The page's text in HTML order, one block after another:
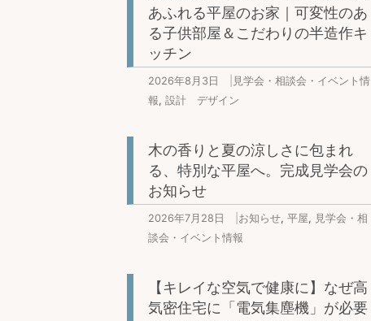
あふれる平屋のお家｜可変性のあ
る子供部屋＆こだわりの半造作キ
ッチン
2026年8月3日
見学会・相談会・イベント情
報, 設計 デザイン
木の香りと夏の涼しさに包まれ
る、特別な平屋へ。完成見学会の
お知らせ
2026年7月28日 お知らせ, 平屋, 見学会・相
談会・イベント情報
【キレイな空気で健康に】なぜ高
気密住宅に「電気集塵機」が必要